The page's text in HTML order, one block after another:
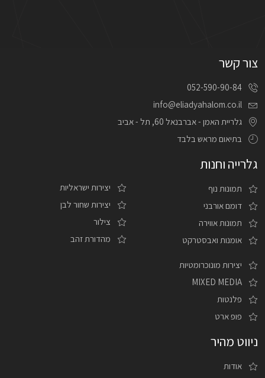
צור קשר
052-590-90-84
info@eliadyahalom.co.il
גלריית האמן - אברבנאל 60, תל - אביב
בתיאום מראש בלבד
גלרייה וחנות
תמונות נוף
דומם אורבני
תמונות אווירה
אומנות ואבסטרקט
יצירות ישראליות
יצירות שחור לבן
צילור
מהדורת זהב
יצירות מונוכרומטיות
MIXED MEDIA
פלנטות
פופ ארט
ניווט מהיר
אודות